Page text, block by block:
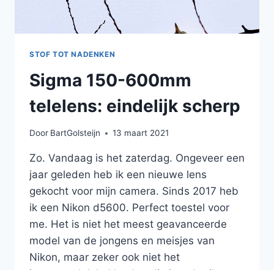
STOF TOT NADENKEN
Sigma 150-600mm
telelens: eindelijk scherp
Door BartGolsteijn 13 maart 2021
Zo. Vandaag is het zaterdag. Ongeveer een
jaar geleden heb ik een nieuwe lens
gekocht voor mijn camera. Sinds 2017 heb
ik een Nikon d5600. Perfect toestel voor
me. Het is niet het meest geavanceerde
model van de jongens en meisjes van
Nikon, maar zeker ook niet het